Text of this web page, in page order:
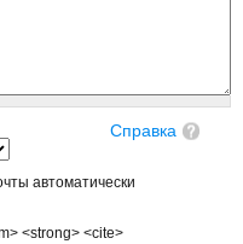
Справка
автоматически
<strong> <cite>